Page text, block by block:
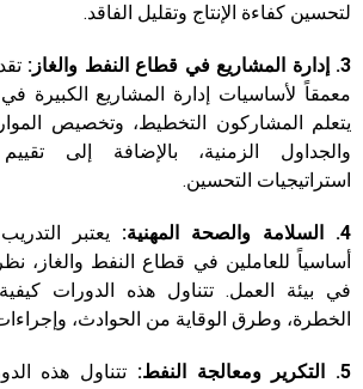
لتحسين كفاءة الإنتاج وتقليل الفاقد.
3. إدارة المشاريع في قطاع النفط والغاز:
معمقاً لأساسيات إدارة المشاريع الكبيرة
يتعلم المشاركون التخطيط، وتخصيص
والجداول الزمنية، بالإضافة إلى
استراتيجيات التحسين.
4. السلامة والصحة المهنية:
يعتبر
أساسياً للعاملين في قطاع النفط والغاز،
في بيئة العمل. تتناول هذه الدورات
الخطرة، وطرق الوقاية من الحوادث،
5. التكرير ومعالجة النفط:
تتناول هذه